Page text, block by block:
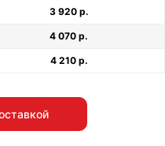
3 920 р.
4 070 р.
4 210 р.